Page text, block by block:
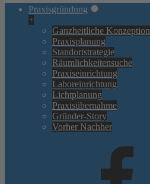
Praxisgründung
+
Ganzheitliche Konzeption
Praxisplanung
Standortstrategie
Räumlichkeitensuche
Praxiseinrichtung
Laboreinrichtung
Lichtplanung
Praxisübernahme
Gründer-Story
Vorher Nachher